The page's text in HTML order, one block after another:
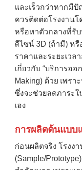
และเร็วกว่าหากมี
ควรติดต่อโรงงาน
หรือหาตัวกลางที่รั
ดีไซน์ 3D (ถ้ามี) หรื
ราคาและระยะเวล
เกี่ยวกับ “บริการออ
Making) ด้วย เพรา
ซึ่งจะช่วยลดภาระ
เอง
การผลิตต้นแบบ
ก่อนผลิตจริง โรงงา
(Sample/